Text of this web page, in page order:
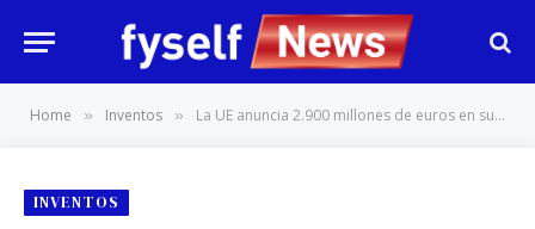
Home » Inventos » La UE anuncia 2.900 millones de euros en subvenciones para proyectos de tecnología neta cero
INVENTOS